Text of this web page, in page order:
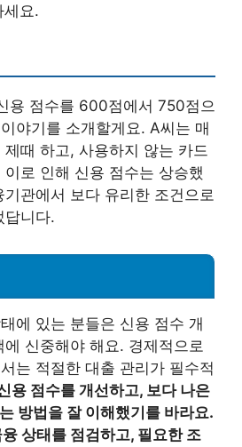
세요.
용 점수를 600점에서 750점으
야기를 소개할게요. A씨는 매
때 하고, 사용하지 않는 카드
로 인해 신용 점수는 상승했
관에서 보다 유리한 조건으로
답니다.
에 있는 분들은 신용 점수 개
신중해야 해요. 경제적으로
는 적절한 대출 관리가 필수적
용 점수를 개선하고, 보다 나은
방법을 잘 이해했기를 바라요.
상태를 점검하고, 필요한 조